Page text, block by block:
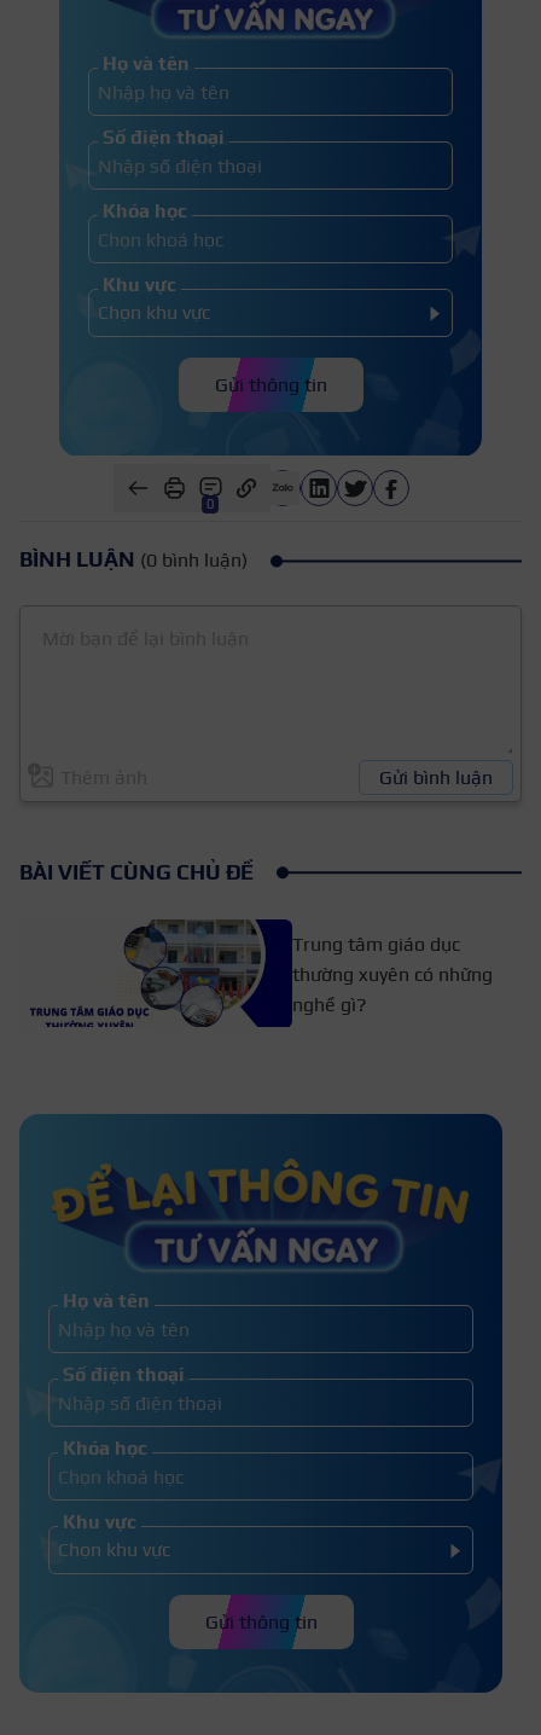
Họ và tên
Số điện thoại
Khóa học
Khu vực
Gửi thông tin
0
BÌNH LUẬN (0 bình luận)
Gửi bình luận
BÀI VIẾT CÙNG CHỦ ĐỀ
Trung tâm giáo dục
thường xuyên có những
nghề gì?
Các loại bằng trung cấp nghề với
từng nhóm ngành học phổ biến
cấp nghề có tương lai hơn?
Họ và tên
Số điện thoại
Khóa học
Khu vực
Gửi thông tin